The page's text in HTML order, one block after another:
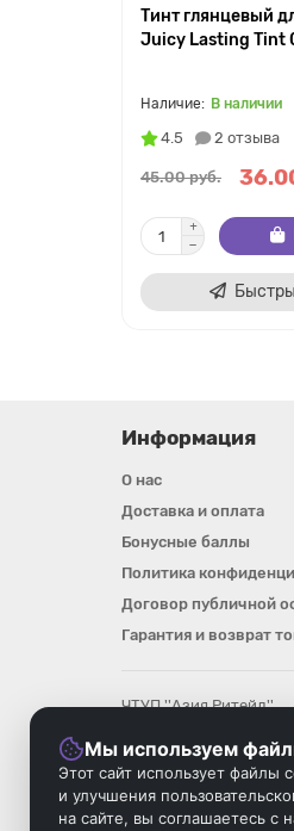
Тинт глянцевый
Juicy Lasting Tint
В наличии
4.5 2 отзыва
45.00 руб.
Информация
О нас
Доставка и оплата
Бонусные баллы
Политика
Договор публичной
Гарантия и возврат
ЧТУП ''Азия Ритейл''
Юр. адрес : 220020,
Номер в Торговом
УНП: 193896018
Регистрационный
Дата регистрации
Мы используем
Этот сайт использует файлы
и улучшения
на сайте, вы соглашаетесь с